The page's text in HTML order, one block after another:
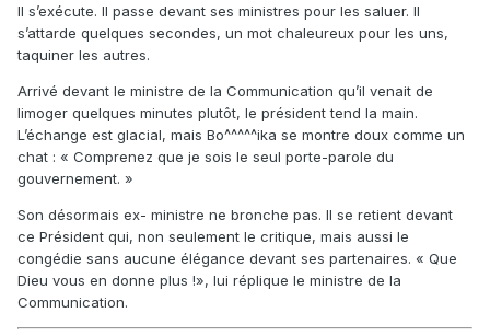
Il s’exécute. Il passe devant ses ministres pour les saluer. Il
s’attarde quelques secondes, un mot chaleureux pour les uns,
taquiner les autres.
Arrivé devant le ministre de la Communication qu’il venait de
limoger quelques minutes plutôt, le président tend la main.
L’échange est glacial, mais Bo^^^^^ika se montre doux comme un
chat : « Comprenez que je sois le seul porte-parole du
gouvernement. »
Son désormais ex- ministre ne bronche pas. Il se retient devant
ce Président qui, non seulement le critique, mais aussi le
congédie sans aucune élégance devant ses partenaires. « Que
Dieu vous en donne plus !», lui réplique le ministre de la
Communication.